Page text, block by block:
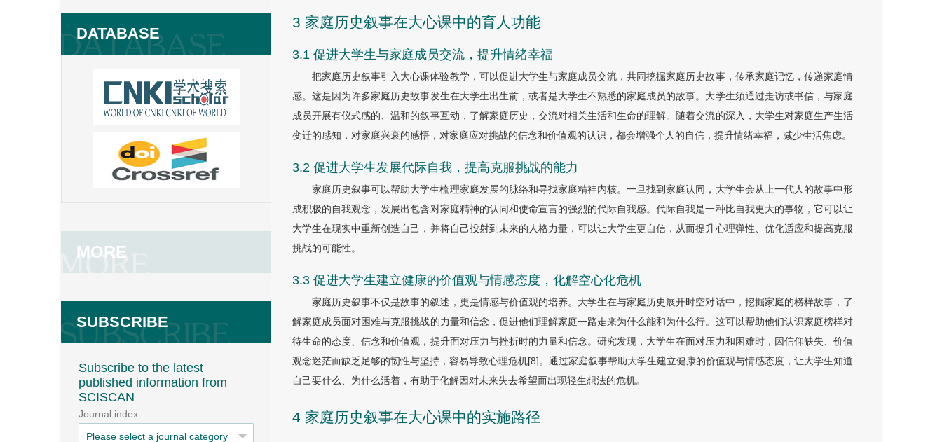
DATABASE
MORE
SUBSCRIBE
Subscribe to the latest
published information from
SCISCAN
Journal index
3 家庭历史叙事在大心课中的育人功能
3.1 促进大学生与家庭成员交流，提升情绪幸福
把家庭历史叙事引入大心课体验教学，可以促进大学生与家庭成员交流，共同挖掘家庭历史故事，传承家庭记忆，传递家庭情
感。这是因为许多家庭历史故事发生在大学生出生前，或者是大学生不熟悉的家庭成员的故事。大学生须通过走访或书信，与家庭
成员开展有仪式感的、温和的叙事互动，了解家庭历史，交流对相关生活和生命的理解。随着交流的深入，大学生对家庭生产生活
变迁的感知，对家庭兴衰的感悟，对家庭应对挑战的信念和价值观的认识，都会增强个人的自信，提升情绪幸福，减少生活焦虑。
3.2 促进大学生发展代际自我，提高克服挑战的能力
家庭历史叙事可以帮助大学生梳理家庭发展的脉络和寻找家庭精神内核。一旦找到家庭认同，大学生会从上一代人的故事中形
成积极的自我观念，发展出包含对家庭精神的认同和使命宣言的强烈的代际自我感。代际自我是一种比自我更大的事物，它可以让
大学生在现实中重新创造自己，并将自己投射到未来的人格力量，可以让大学生更自信，从而提升心理弹性、优化适应和提高克服
挑战的可能性。
3.3 促进大学生建立健康的价值观与情感态度，化解空心化危机
家庭历史叙事不仅是故事的叙述，更是情感与价值观的培养。大学生在与家庭历史展开时空对话中，挖掘家庭的榜样故事，了
解家庭成员面对困难与克服挑战的力量和信念，促进他们理解家庭一路走来为什么能和为什么行。这可以帮助他们认识家庭榜样对
待生命的态度、信念和价值观，提升面对压力与挫折时的力量和信念。研究发现，大学生在面对压力和困难时，因信仰缺失、价值
观念迷茫而缺乏足够的韧性与坚持，容易导致心理危机[8]。通过家庭叙事帮助大学生建立健康的价值观与情感态度，让大学生知道
自己要什么、为什么活着，有助于化解因对未来失去希望而出现轻生想法的危机。
4 家庭历史叙事在大心课中的实施路径